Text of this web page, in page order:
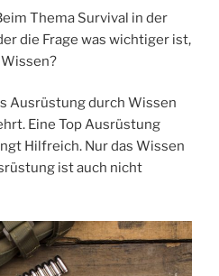
Thema Survival in der
die Frage was wichtiger ist,
Ausrüstung durch Wissen
Eine Top Ausrüstung
Hilfreich. Nur das Wissen
ist auch nicht